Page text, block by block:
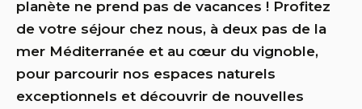
planète ne prend pas de vacances ! Profitez
de votre séjour chez nous, à deux pas de la
mer Méditerranée et au cœur du vignoble,
pour parcourir nos espaces naturels
exceptionnels et découvrir de nouvelles